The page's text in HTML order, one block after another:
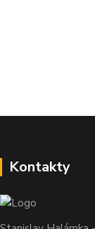
Kontakty